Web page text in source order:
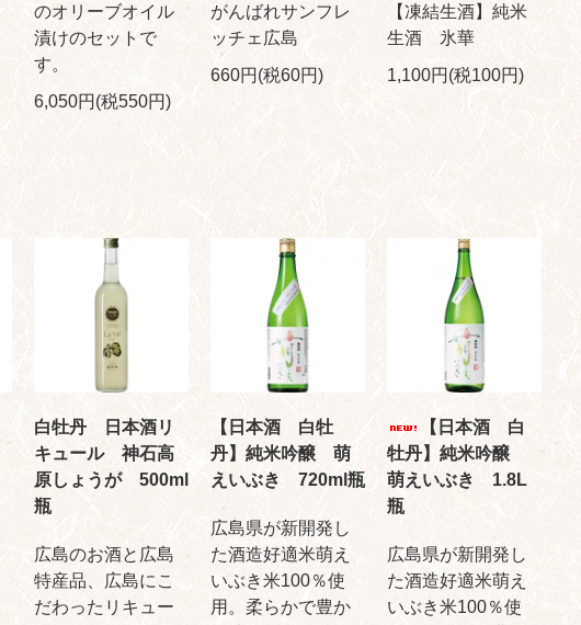
のオリーブオイル
漬けのセットで
す。
6,050円(税550円)
がんばれサンフレ
ッチェ広島
660円(税60円)
【凍結生酒】純米
生酒 氷華
1,100円(税100円)
白牡丹 日本酒リ
キュール 神石高
原しょうが 500ml
瓶
広島のお酒と広島
特産品、広島にこ
だわったリキュー
【日本酒 白牡
丹】純米吟醸 萌
えいぶき 720ml瓶
広島県が新開発し
た酒造好適米萌え
いぶき米100％使
用。柔らかで豊か
【日本酒 白
牡丹】純米吟醸
萌えいぶき 1.8L
瓶
広島県が新開発し
た酒造好適米萌え
いぶき米100％使